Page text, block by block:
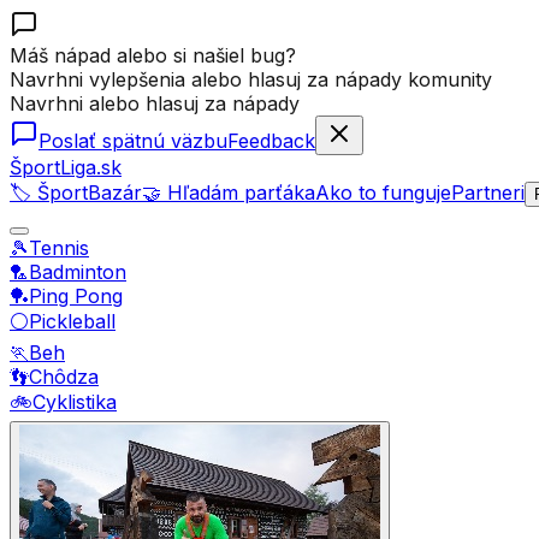
Máš nápad alebo si našiel bug?
Navrhni vylepšenia alebo hlasuj za nápady komunity
Navrhni alebo hlasuj za nápady
Poslať spätnú väzbuFeedback
ŠportLiga.sk
🏷️ ŠportBazár🤝 Hľadám parťákaAko to fungujePartneri
🎾Tennis
🏸Badminton
🏓Ping Pong
⚪Pickleball
🏃Beh
👣Chôdza
🚲Cyklistika